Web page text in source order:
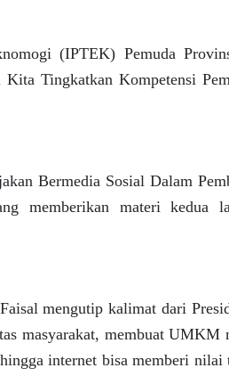
(IPTEK) Pemuda
Tingkatkan Kompetensi
Bermedia Sosial Dalam
memberikan materi kedua
mengutip kalimat dari
masyarakat, membuat UMKM
internet bisa memberi nilai